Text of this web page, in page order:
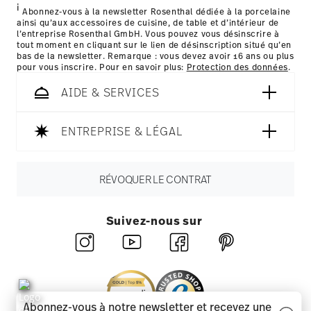
les détails pour chaque pays de livraison
ici
i Abonnez-vous à la newsletter Rosenthal dédiée à la porcelaine
ainsi qu’aux accessoires de cuisine, de table et d’intérieur de
l’entreprise Rosenthal GmbH. Vous pouvez vous désinscrire à
tout moment en cliquant sur le lien de désinscription situé qu’en
bas de la newsletter. Remarque : vous devez avoir 16 ans ou plus
pour vous inscrire. Pour en savoir plus: Protection des données.
AIDE & SERVICES
ENTREPRISE & LÉGAL
RÉVOQUER LE CONTRAT
Suivez-nous sur
Abonnez-vous à notre newsletter et recevez une